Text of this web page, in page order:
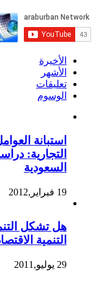
الأخيرة
الأشهر
تعليقات
الوسوم
استبانة
التجارية:
السعودية
19 فبراير,2012
هل تشكل
التنمية
29 يوليو,2011